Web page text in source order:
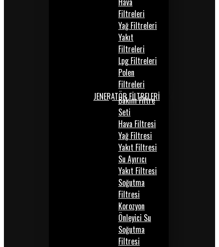
Filtreleri
Yağ Filtreleri
Yakıt
Filtreleri
Lpg Filtreleri
Polen
Filtreleri
JENERATÖR FİLTRELERİ
Bakım Filtre
Seti
Hava Filtresi
Yağ Filtresi
Yakıt Filtresi
Su Ayırıcı
Yakıt Filtresi
Soğutma
Filtresi
Korozyon
Önleyici Su
Soğutma
Filtresi